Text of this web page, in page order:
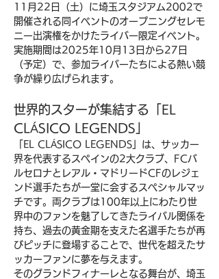
11月22日（土）に埼玉スタジアム2002で
開催される同イベントのオープニングセレモ
ニー出演権をかけたライバー限定イベント。
実施期間は2025年10月13日から27日
（予定）で、参加ライバーたちによる熱い競
争が繰り広げられます。
世界的スターが集結する「EL
CLÁSICO LEGENDS」
「EL CLÁSICO LEGENDS」は、サッカー
界を代表するスペインの2大クラブ、FCバ
ルセロナとレアル・マドリードCFのレジェ
ンド選手たちが一堂に会するスペシャルマッ
チです。両クラブは100年以上にわたり世
界中のファンを魅了してきたライバル関係を
持ち、過去の黄金期を支えた名選手たちが再
びピッチに登場することで、世代を超えたサ
ッカーファンに夢を与えます。
そのグランドフィナーレとなる舞台が、埼玉